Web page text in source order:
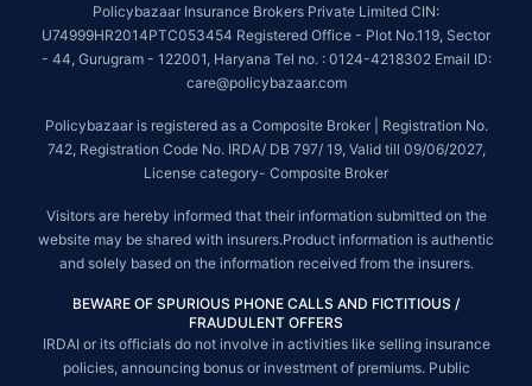
Policybazaar Insurance Brokers Private Limited CIN:
U74999HR2014PTC053454 Registered Office - Plot No.119, Sector
- 44, Gurugram - 122001, Haryana Tel no. : 0124-4218302 Email ID:
care@policybazaar.com
Policybazaar is registered as a Composite Broker | Registration No.
742, Registration Code No. IRDA/ DB 797/ 19, Valid till 09/06/2027,
License category- Composite Broker
Visitors are hereby informed that their information submitted on the
website may be shared with insurers.Product information is authentic
and solely based on the information received from the insurers.
BEWARE OF SPURIOUS PHONE CALLS AND FICTITIOUS /
FRAUDULENT OFFERS
IRDAI or its officials do not involve in activities like selling insurance
policies, announcing bonus or investment of premiums. Public